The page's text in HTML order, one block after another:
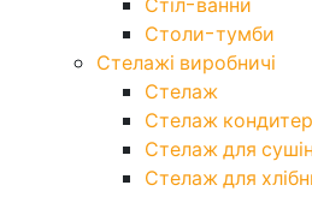
Столи-тумби
Стелажі виробничі
Стелаж
Стелаж
Стелаж для
Стелаж для